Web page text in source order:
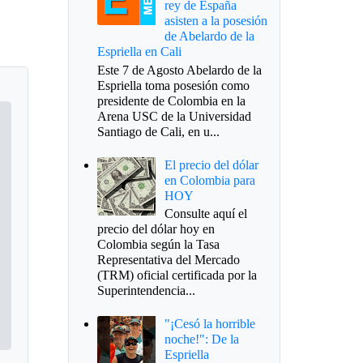
rey de España
asisten a la posesión
de Abelardo de la
Espriella en Cali
Este 7 de Agosto Abelardo de la
Espriella toma posesión como
presidente de Colombia en la
Arena USC de la Universidad
Santiago de Cali, en u...
El precio del dólar
en Colombia para
HOY
Consulte aquí el
precio del dólar hoy en
Colombia según la Tasa
Representativa del Mercado
(TRM) oficial certificada por la
Superintendencia...
"¡Cesó la horrible
noche!": De la
Espriella